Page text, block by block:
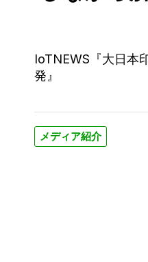
IoTNEWS『大日本
発』
メディア紹介